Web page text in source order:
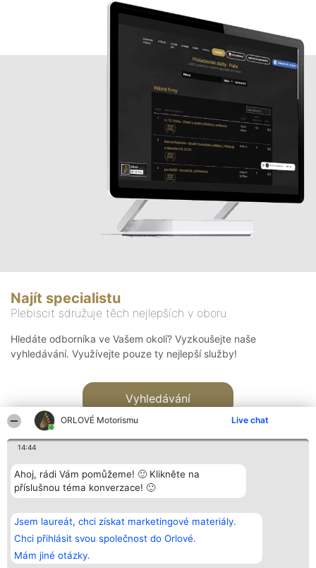
ORLOVÉ Motorismu Live chat
14:44
Ahoj, rádi Vám pomůžeme! 🙂 Klikněte na
příslušnou téma konverzace! 🙂
Jsem laureát, chci získat marketingové materiály.
Chci přihlásit svou společnost do Orlové.
Mám jiné otázky.
Najít specialistu
Plebiscit sdružuje těch nejlepších v oboru
Hledáte odborníka ve Vašem okolí? Vyzkoušejte naše
vyhledávání. Využívejte pouze ty nejlepší služby!
Vyhledávání
Bright Side Solutions sp. z o.
o. sp. k.
ul. Ruska 22
Wrocław 50-079
KRS 0000749100 | Regon
381313360 | NIP 8943132676
Vítězové
Seznam všech
laureátů
Zásady
Zásady
Kontakt